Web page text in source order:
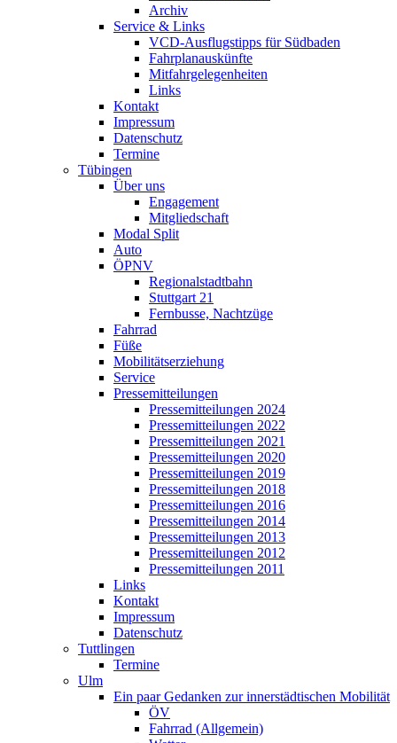
Archiv
Service & Links
VCD-Ausflugstipps für Südbaden
Fahrplanauskünfte
Mitfahrgelegenheiten
Links
Kontakt
Impressum
Datenschutz
Termine
Tübingen
Über uns
Engagement
Mitgliedschaft
Modal Split
Auto
ÖPNV
Regionalstadtbahn
Stuttgart 21
Fernbusse, Nachtzüge
Fahrrad
Füße
Mobilitätserziehung
Service
Pressemitteilungen
Pressemitteilungen 2024
Pressemitteilungen 2022
Pressemitteilungen 2021
Pressemitteilungen 2020
Pressemitteilungen 2019
Pressemitteilungen 2018
Pressemitteilungen 2016
Pressemitteilungen 2014
Pressemitteilungen 2013
Pressemitteilungen 2012
Pressemitteilungen 2011
Links
Kontakt
Impressum
Datenschutz
Tuttlingen
Termine
Ulm
Ein paar Gedanken zur innerstädtischen Mobilität
ÖV
Fahrrad (Allgemein)